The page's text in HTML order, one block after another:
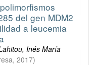
del gen MDM2
a leucemia
Inés María
, 2017)